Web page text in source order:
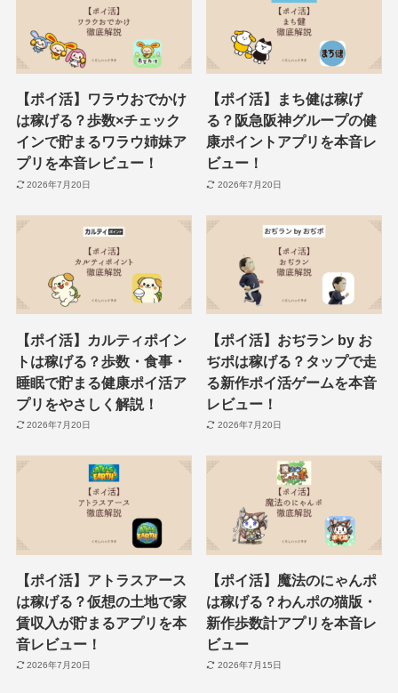
【ポイ活】ワラウおでかけ
は稼げる？歩数×チェック
インで貯まるワラウ姉妹ア
プリを本音レビュー！
2026年7月20日
【ポイ活】まち健は稼げ
る？阪急阪神グループの健
康ポイントアプリを本音レ
ビュー！
2026年7月20日
【ポイ活】カルティポイン
トは稼げる？歩数・食事・
睡眠で貯まる健康ポイ活ア
プリをやさしく解説！
2026年7月20日
【ポイ活】おぢラン by お
ぢポは稼げる？タップで走
る新作ポイ活ゲームを本音
レビュー！
2026年7月20日
【ポイ活】アトラスアース
は稼げる？仮想の土地で家
賃収入が貯まるアプリを本
音レビュー！
2026年7月20日
【ポイ活】魔法のにゃんポ
は稼げる？わんポの猫版・
新作歩数計アプリを本音レ
ビュー
2026年7月15日